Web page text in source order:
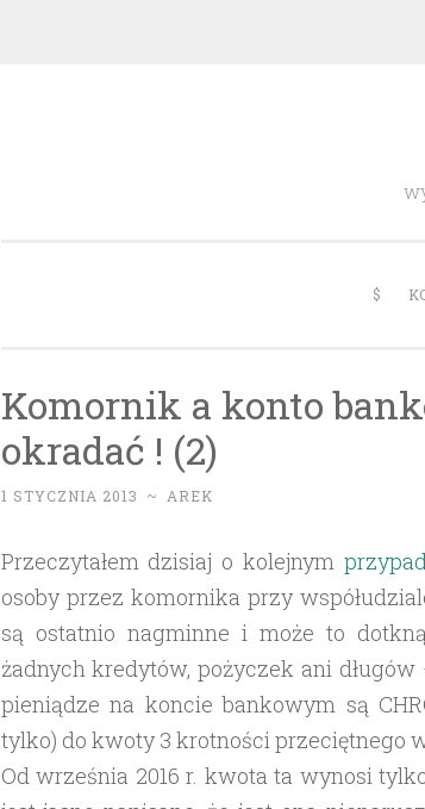
$
Komornik a konto
okradać ! (2)
1 STYCZNIA 2013 ~ AREK
Przeczytałem dzisiaj o kolejnym
osoby przez komornika przy
są ostatnio nagminne i może to
żadnych kredytów, pożyczek ani
pieniądze na koncie bankowym są
tylko) do kwoty 3 krotności przeciętnego
Od września 2016 r. kwota ta wynosi